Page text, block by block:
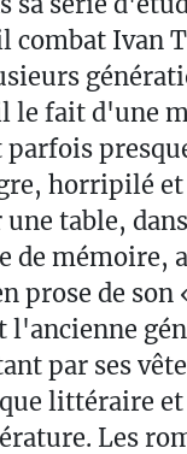
combat Ivan
le fait d'une
horripilé
table,
de mémoire,
prose de son
par ses
littéraire
Les